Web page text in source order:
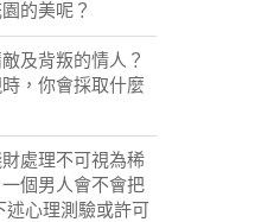
的美呢？
及背叛的情人？
，你會採取什麼
處理不可視為稀
個男人會不會把
心理測驗或許可